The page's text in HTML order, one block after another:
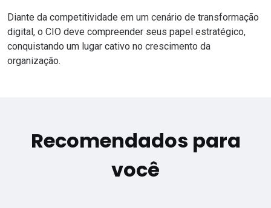
Diante da competitividade em um cenário de transformação
digital, o CIO deve compreender seus papel estratégico,
conquistando um lugar cativo no crescimento da
organização.
Recomendados para
você